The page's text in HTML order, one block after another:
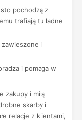
pochodzą z
trafiają tu ładne
zawieszone i
i pomaga w
zakupy i miłą
skarby i
relacje z klientami,